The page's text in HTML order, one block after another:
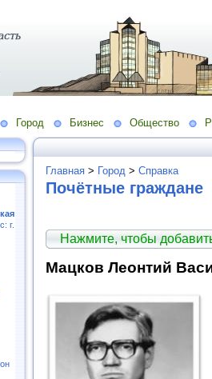
Город Бизнес Общество
г.
Главная > Город > Справка
Почётные граждане
Нажмите, чтобы
Мацков Леонтий